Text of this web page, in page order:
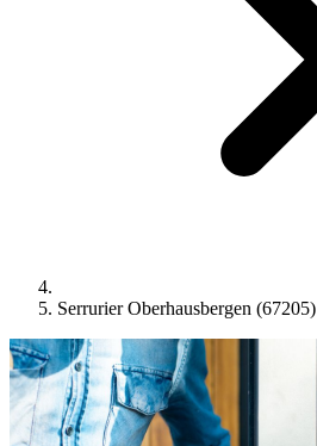
Serrurier Oberhausbergen (67205)